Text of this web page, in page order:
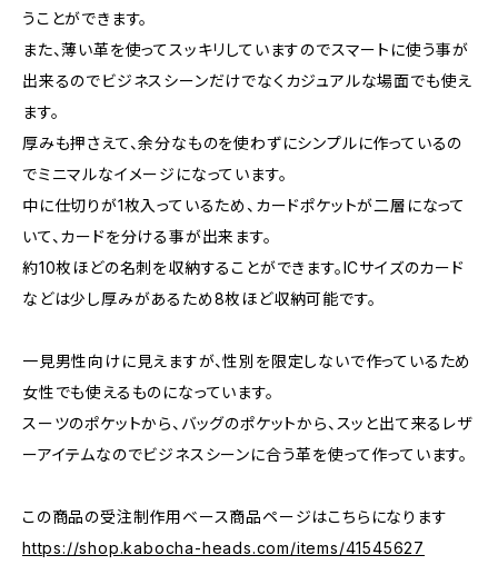
うことができます。
また、薄い革を使ってスッキリしていますのでスマートに使う事が
出来るのでビジネスシーンだけでなくカジュアルな場面でも使え
ます。
厚みも押さえて、余分なものを使わずにシンプルに作っているの
でミニマルなイメージになっています。
中に仕切りが1枚入っているため、カードポケットが二層になって
いて、カードを分ける事が出来ます。
約10枚ほどの名刺を収納することができます。ICサイズのカード
などは少し厚みがあるため8枚ほど収納可能です。
一見男性向けに見えますが、性別を限定しないで作っているため
女性でも使えるものになっています。
スーツのポケットから、バッグのポケットから、スッと出て来るレザ
ーアイテムなのでビジネスシーンに合う革を使って作っています。
この商品の受注制作用ベース商品ページはこちらになります
https://shop.kabocha-heads.com/items/41545627